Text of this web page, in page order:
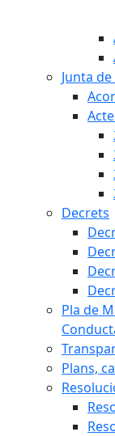
Junta
Decrets
Pla de
Plans,